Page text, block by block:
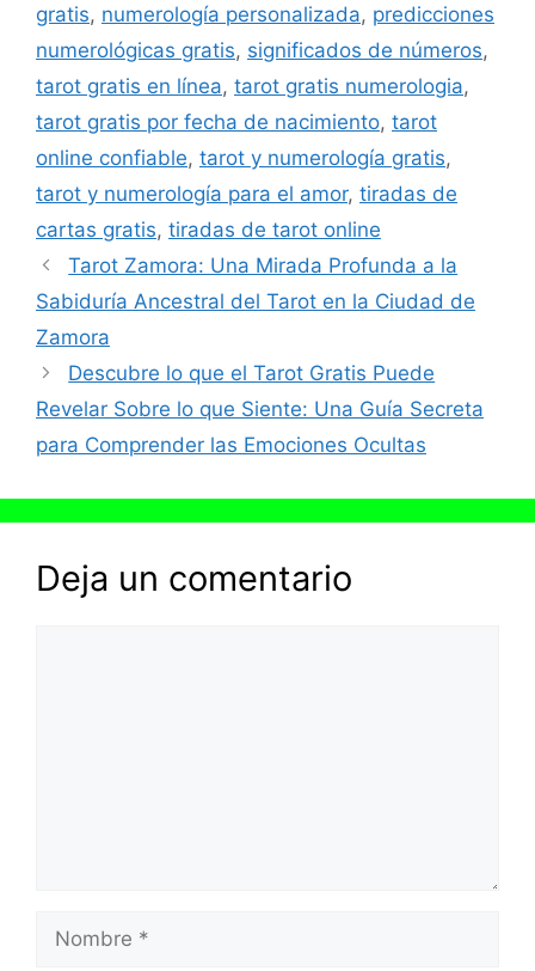
gratis, numerología personalizada, predicciones
numerológicas gratis, significados de números,
tarot gratis en línea, tarot gratis numerologia,
tarot gratis por fecha de nacimiento, tarot
online confiable, tarot y numerología gratis,
tarot y numerología para el amor, tiradas de
cartas gratis, tiradas de tarot online
Tarot Zamora: Una Mirada Profunda a la
Sabiduría Ancestral del Tarot en la Ciudad de
Zamora
Descubre lo que el Tarot Gratis Puede
Revelar Sobre lo que Siente: Una Guía Secreta
para Comprender las Emociones Ocultas
Deja un comentario